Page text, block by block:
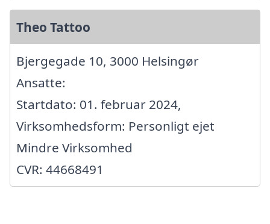
Theo Tattoo
Bjergegade 10, 3000 Helsingør
Ansatte:
Startdato: 01. februar 2024,
Virksomhedsform: Personligt ejet
Mindre Virksomhed
CVR: 44668491